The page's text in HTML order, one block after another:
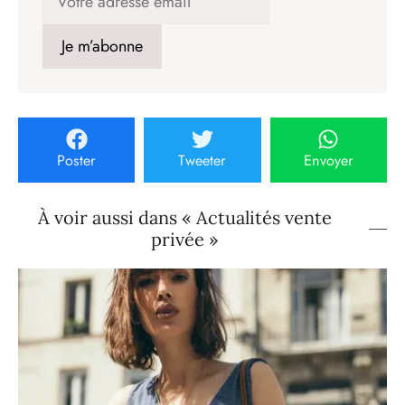
Poster Tweeter Envoyer
À voir aussi dans « Actualités vente
privée »